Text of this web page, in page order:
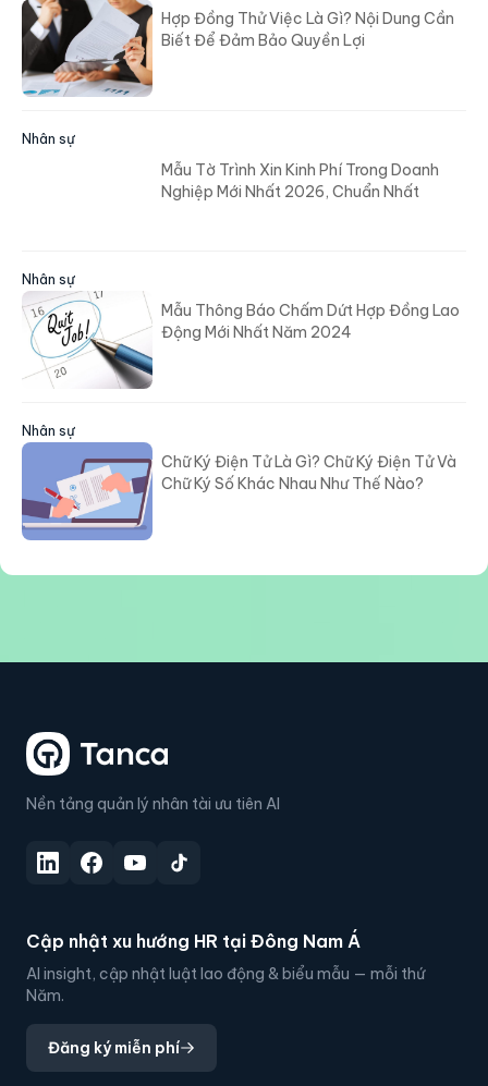
Hợp Đồng Thử Việc Là Gì? Nội Dung Cần
Biết Để Đảm Bảo Quyền Lợi
Nhân sự
Mẫu Tờ Trình Xin Kinh Phí Trong Doanh
Nghiệp Mới Nhất 2026, Chuẩn Nhất
Nhân sự
Mẫu Thông Báo Chấm Dứt Hợp Đồng Lao
Động Mới Nhất Năm 2024
Nhân sự
Chữ Ký Điện Tử Là Gì? Chữ Ký Điện Tử Và
Chữ Ký Số Khác Nhau Như Thế Nào?
Nền tảng quản lý nhân tài ưu tiên AI
Cập nhật xu hướng HR tại Đông Nam Á
AI insight, cập nhật luật lao động & biểu mẫu — mỗi thứ
Năm.
Đăng ký miễn phí